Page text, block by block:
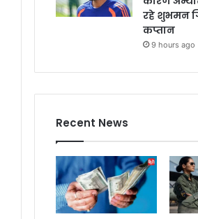
रहे शुभमन
कप्तान
9 hours ago
Recent News